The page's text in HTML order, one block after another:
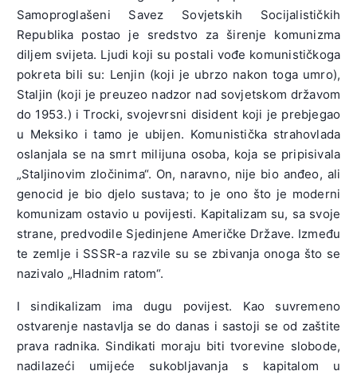
Samoproglašeni Savez Sovjetskih Socijalističkih
Republika postao je sredstvo za širenje komunizma
diljem svijeta. Ljudi koji su postali vođe komunističkoga
pokreta bili su: Lenjin (koji je ubrzo nakon toga umro),
Staljin (koji je preuzeo nadzor nad sovjetskom državom
do 1953.) i Trocki, svojevrsni disident koji je prebjegao
u Meksiko i tamo je ubijen. Komunistička strahovlada
oslanjala se na smrt milijuna osoba, koja se pripisivala
„Staljinovim zločinima“. On, naravno, nije bio anđeo, ali
genocid je bio djelo sustava; to je ono što je moderni
komunizam ostavio u povijesti. Kapitalizam su, sa svoje
strane, predvodile Sjedinjene Američke Države. Između
te zemlje i SSSR-a razvile su se zbivanja onoga što se
nazivalo „Hladnim ratom“.
I sindikalizam ima dugu povijest. Kao suvremeno
ostvarenje nastavlja se do danas i sastoji se od zaštite
prava radnika. Sindikati moraju biti tvorevine slobode,
nadilazeći umijeće sukobljavanja s kapitalom u